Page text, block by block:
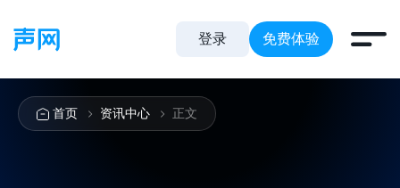
登录 免费体验
首页 资讯中心 正文